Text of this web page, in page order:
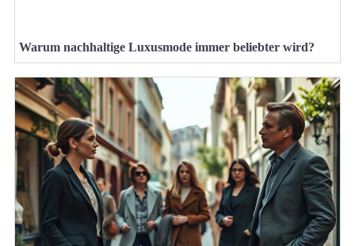
Warum nachhaltige Luxusmode immer beliebter wird?